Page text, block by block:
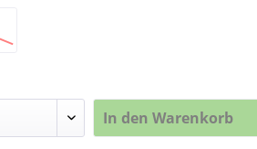
In den Warenkorb